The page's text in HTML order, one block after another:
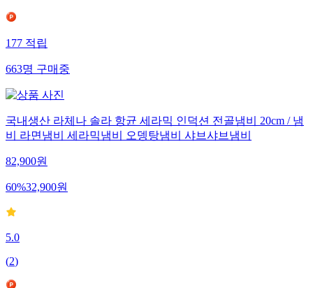
177적립
663명구매중
국내생산 라체나 솔라 항균 세라믹 인덕션 전골냄비 20cm / 냄
비 라면냄비 세라믹냄비 오뎅탕냄비 샤브샤브냄비
82,900원
60%32,900원
5.0
(2)